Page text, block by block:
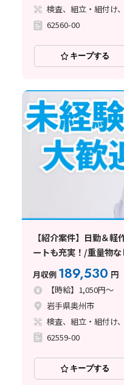
検査、組立・組付け
62560-00
キープする
【紹介案件】日勤＆
ートも充実！/重量物
月収例 189,530 円
【時給】1,050円～
岩手県奥州市
検査、組立・組付け
62559-00
キープする